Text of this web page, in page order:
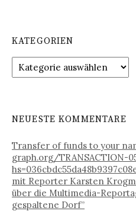
n
n
KATEGORIEN
a
g
r
i
e
n
NEUESTE KOMMENTARE
Transfer of funds to your
graph.org/TRANSACTION-
mit Reporter Karsten
über die Multimedia-
gespaltene Dorf”